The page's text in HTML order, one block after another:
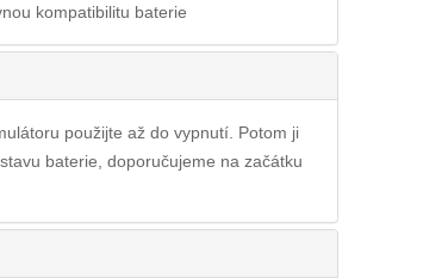
kompatibilitu baterie
použijte až do vypnutí. Potom ji
baterie, doporučujeme na začátku